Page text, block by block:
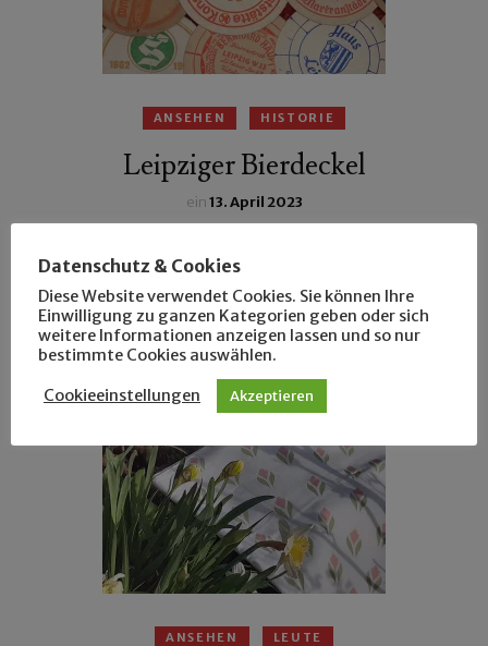
ANSEHEN HISTORIE
Leipziger Bierdeckel
ein13. April 2023
geriet uns eine große Bierdeckelsammlung in die
Hände …
ANSEHEN LEUTE
Datenschutz & Cookies
Diese Website verwendet Cookies. Sie können Ihre
Einwilligung zu ganzen Kategorien geben oder sich
weitere Informationen anzeigen lassen und so nur
bestimmte Cookies auswählen.
Cookieeinstellungen Akzeptieren